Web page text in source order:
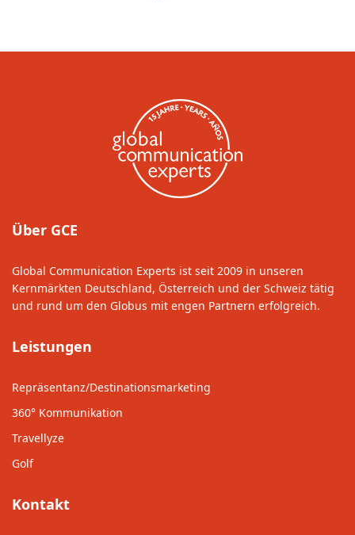
Über GCE
Global Communication Experts ist seit 2009 in unseren
Kernmärkten Deutschland, Österreich und der Schweiz tätig
und rund um den Globus mit engen Partnern erfolgreich.
Leistungen
Repräsentanz/Destinationsmarketing
360° Kommunikation
Travellyze
Golf
Kontakt